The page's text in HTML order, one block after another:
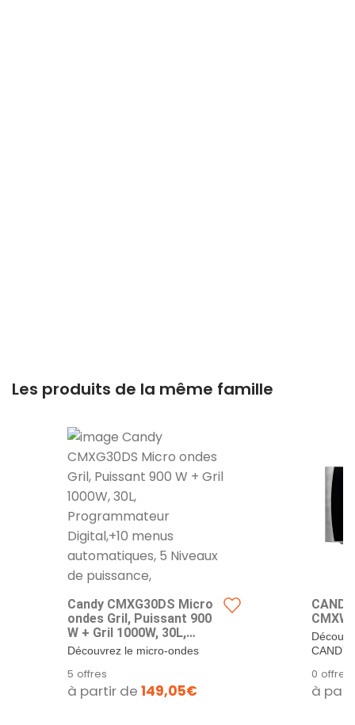
Les produits de la même famille
Candy CMXG30DS Micro
ondes Gril, Puissant 900
W + Gril 1000W, 30L,
Programmateur
automatiques, 5 Niveaux
de puissance,
Décongelation
Découvrez le micro-ondes
CMXG30DS, un...
5 offres
à partir de 149,05€
CANDY
0 offre
à